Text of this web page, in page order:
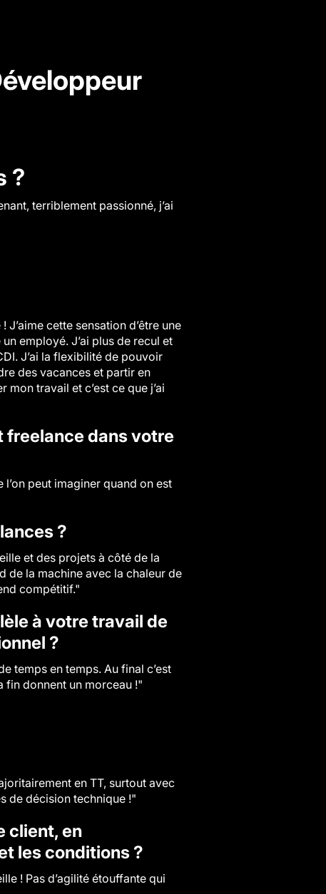
?
terriblement passionné, j’ai
cette sensation d’être une
employé. J’ai plus de recul et
J’ai la flexibilité de pouvoir
des vacances et partir en
travail et c’est ce que j’ai
freelance dans votre
l’on peut imaginer quand on est
?
et des projets à côté de la
de la machine avec la chaleur de
compétitif."
à votre travail de
?
temps en temps. Au final c’est
fin donnent un morceau !"
en TT, surtout avec
de décision technique !"
client, en
les conditions ?
! Pas d’agilité étouffante qui